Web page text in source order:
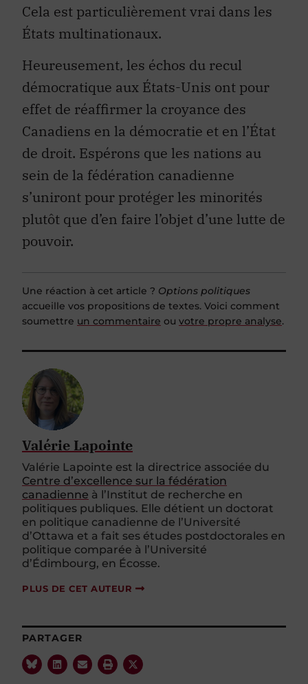
Cela est particulièrement vrai dans les
États multinationaux.
Heureusement, les échos du recul
démocratique aux États-Unis ont pour
effet de réaffirmer la croyance des
Canadiens en la démocratie et en l’État
de droit. Espérons que les nations au
sein de la fédération canadienne
s’uniront pour protéger les minorités
plutôt que d’en faire l’objet d’une lutte de
pouvoir.
Une réaction à cet article ? Options politiques
accueille vos propositions de textes. Voici comment
soumettre un commentaire ou votre propre analyse.
Valérie Lapointe
Valérie Lapointe est la directrice associée du
Centre d’excellence sur la fédération
canadienne à l’Institut de recherche en
politiques publiques. Elle détient un doctorat
en politique canadienne de l’Université
d’Ottawa et a fait ses études postdoctorales en
politique comparée à l’Université
d’Édimbourg, en Écosse.
PLUS DE CET AUTEUR
PARTAGER